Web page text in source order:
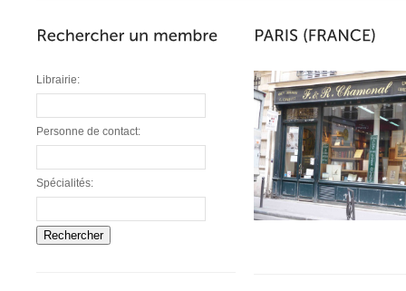
Librairie:
Personne de contact:
Spécialités:
Rechercher